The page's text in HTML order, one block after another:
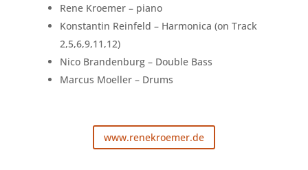
Rene Kroemer – piano
Konstantin Reinfeld – Harmonica (on Track
2,5,6,9,11,12)
Nico Brandenburg – Double Bass
Marcus Moeller – Drums
www.renekroemer.de